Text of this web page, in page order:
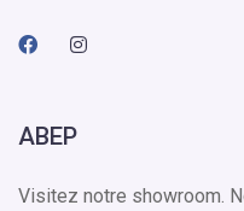
ABEP
Visitez notre showroom.